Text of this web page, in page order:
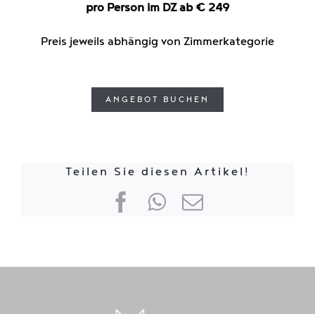
pro Person im DZ ab € 249
Preis jeweils abhängig von Zimmerkategorie
ANGEBOT BUCHEN
Teilen Sie diesen Artikel!
Facebook
WhatsApp